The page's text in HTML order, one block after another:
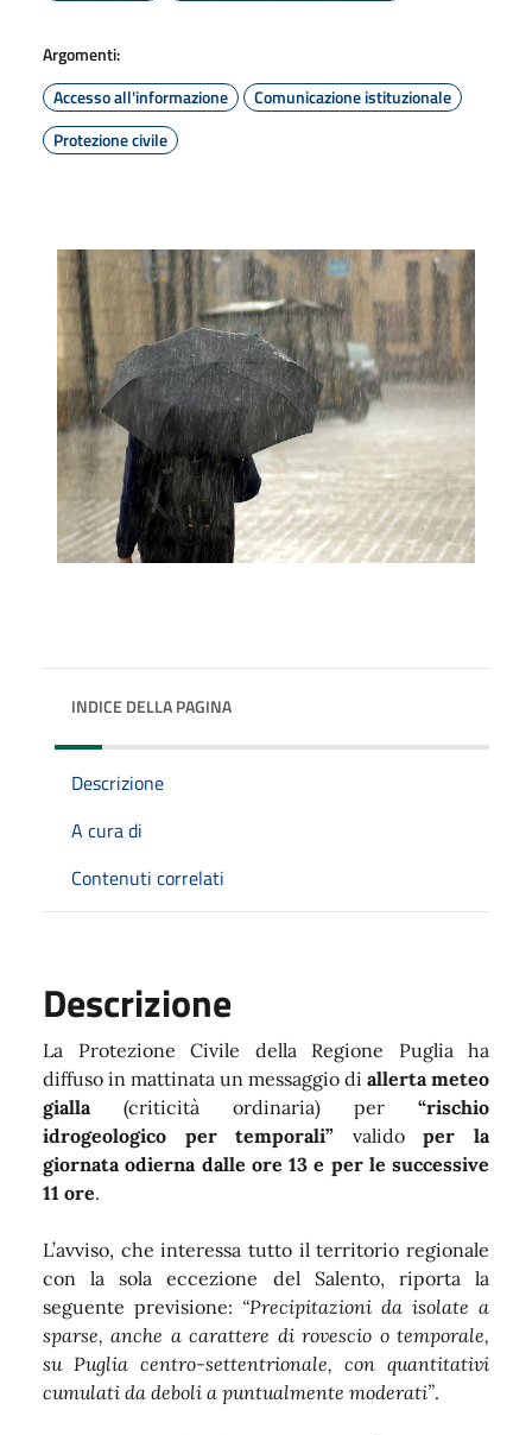
Argomenti:
Accesso all'informazione
Comunicazione istituzionale
Protezione civile
INDICE DELLA PAGINA
Descrizione
A cura di
Contenuti correlati
Descrizione
La Protezione Civile della Regione Puglia ha
diffuso in mattinata un messaggio di allerta meteo
gialla (criticità ordinaria) per “rischio
idrogeologico per temporali” validoper la
giornata odierna dalle ore 13 e per le successive
11 ore.
L’avviso, che interessa tutto il territorio regionale
con la sola eccezione del Salento, riporta la
seguente previsione: “Precipitazioni da isolate a
sparse, anche a carattere di rovescio o temporale,
su Puglia centro-settentrionale, con quantitativi
cumulati da deboli a puntualmente moderati”.